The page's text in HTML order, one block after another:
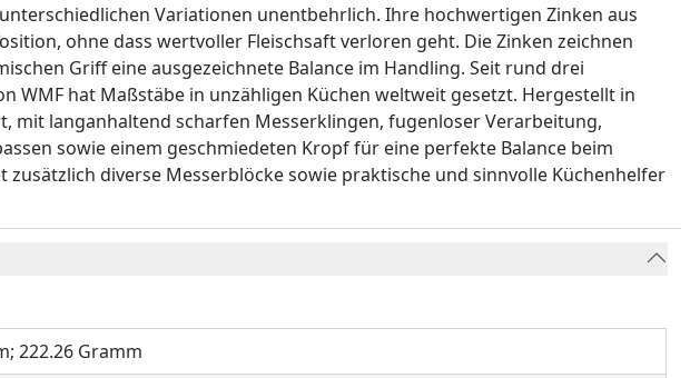
Variationen unentbehrlich. Ihre hochwertigen Zinken aus
ohne dass wertvoller Fleischsaft verloren geht. Die Zinken zeichnen
Griff eine ausgezeichnete Balance im Handling. Seit rund drei
WMF hat Maßstäbe in unzähligen Küchen weltweit gesetzt. Hergestellt in
mit langanhaltend scharfen Messerklingen, fugenloser Verarbeitung,
sowie einem geschmiedeten Kropf für eine perfekte Balance beim
diverse Messerblöcke sowie praktische und sinnvolle Küchenhelfer
222.26 Gramm